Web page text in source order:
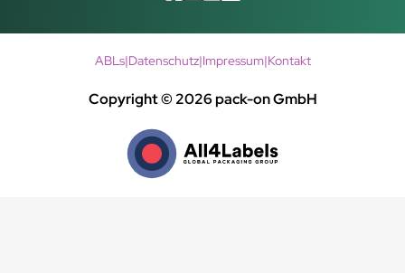
Copyright © 2026 pack-on GmbH
ABLs|Datenschutz|Impressum|Kontakt